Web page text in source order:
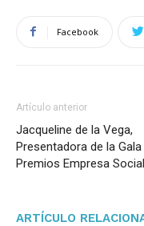
Facebook
Artículo anterior
Jacqueline de la Vega,
Presentadora de la Gala
Premios Empresa
ARTÍCULO